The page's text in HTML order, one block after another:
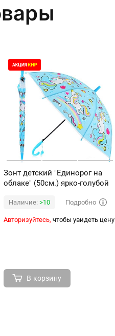
Зонт детский "Единорог на
облаке" (50см.) ярко-голубой
Наличие: >10 Подробно
Авторизуйтесь, чтобы увидеть цену
В корзину